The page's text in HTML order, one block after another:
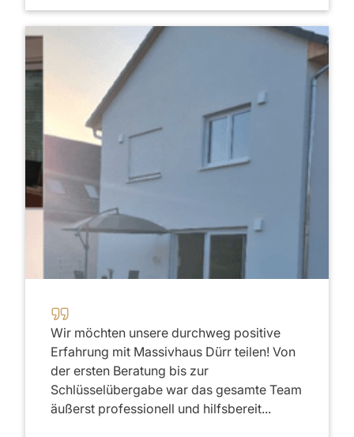
Wir möchten unsere durchweg positive
Erfahrung mit Massivhaus Dürr teilen! Von
der ersten Beratung bis zur
Schlüsselübergabe war das gesamte Team
äußerst professionell und hilfsbereit...